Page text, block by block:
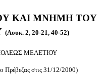
ΚΑΙ ΜΝΗΜΗ ΤΟΥ
(Λουκ. 2, 20-21, 40-52)
ΜΕΛΕΤΙΟΥ
Πρέβεζας στις 31/12/2000)